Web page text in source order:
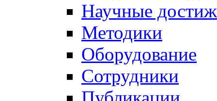
Научные
Методики
Оборудование
Сотрудники